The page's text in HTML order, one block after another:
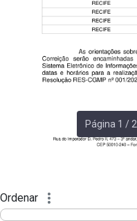
Página 1 / 2
Ordenar